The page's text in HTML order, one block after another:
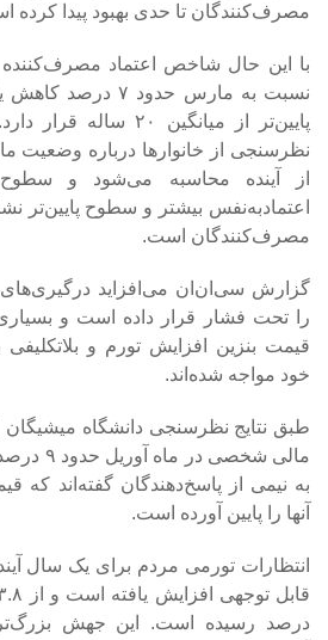
مصرف‌کنندگان تا حدی بهبود پیدا کرده
با این حال شاخص اعتماد مصرف‌کننده
نسبت به مارس حدود
پایین‌تر از میانگین
نظرسنجی از خانوارها درباره وضعیت
از آینده محاسبه می‌شود و سطوح
اعتمادبه‌نفس بیشتر و سطوح پایین‌تر
مصرف‌کنندگان است.
گزارش سی‌ان‌ان می‌افزاید درگیری‌های
را تحت فشار قرار داده است و
قیمت بنزین افزایش تورم و بلاتکلیفی
خود مواجه شده‌اند.
طبق نتایج نظرسنجی دانشگاه
مالی
به نیمی از پاسخ‌دهندگان گفته‌اند که
آنها را پایین آورده است.
انتظارات تورمی مردم برای یک سال
درصد رسیده است. این جهش